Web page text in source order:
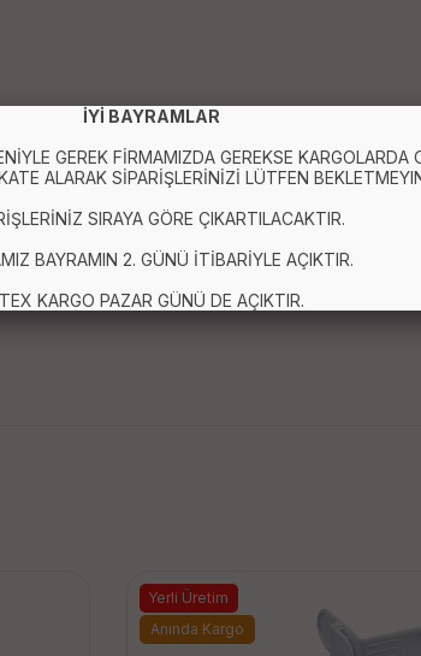
kalabilmeleri için tasarlanmıştır.
Yerli Üretim
Anında Kargo
İYİ BAYRAMLAR
GEREK FİRMAMIZDA GEREKSE KARGOLARDA
ALARAK SİPARİŞLERİNİZİ LÜTFEN
SIRAYA GÖRE ÇIKARTILACAKTIR.
BAYRAMIN 2. GÜNÜ İTİBARİYLE AÇIKTIR.
TEX KARGO PAZAR GÜNÜ DE AÇIKTIR.